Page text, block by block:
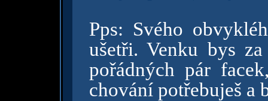
Pps: Svého
ušetři. Venku bys
pořádných pár
chování potřebuješ a